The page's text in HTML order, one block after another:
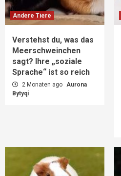
Andere Tiere
Verstehst du, was das
Meerschweinchen
sagt? Ihre „soziale
Sprache“ ist so reich
2 Monaten ago Aurona
Bytyqi